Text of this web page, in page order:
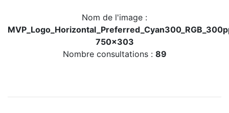
Nom de l'image :
750x303
Nombre consultations : 89